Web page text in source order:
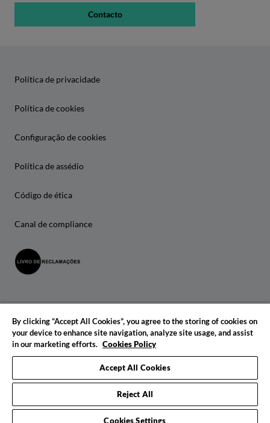
Pedido de informações
Contacto
Política de privacidade
Política de cookies
Configuração de cookies
Política de assédio
Código de ética
Canal de compliance
© 2026 IADE. Todos os direitos reservados.
By clicking “Accept All Cookies”, you agree to the storing of cookies on
your device to enhance site navigation, analyze site usage, and assist
in our marketing efforts. Cookies Policy
Accept All Cookies
Reject All
Cookies Settings